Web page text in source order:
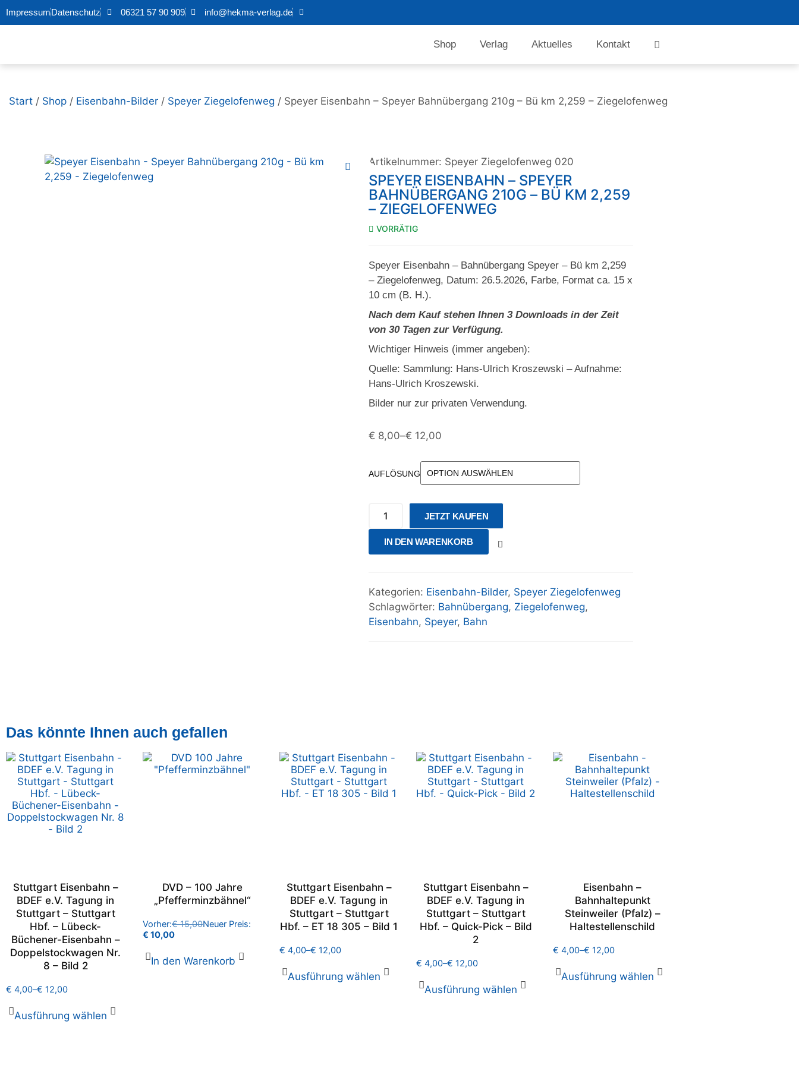
ImpressumDatenschutz 06321 57 90 909 info@hekma-verlag.de
Shop Verlag Aktuelles Kontakt
Start / Shop / Eisenbahn-Bilder / Speyer Ziegelofenweg / Speyer Eisenbahn – Speyer Bahnübergang 210g – Bü km 2,259 – Ziegelofenweg
Artikelnummer: Speyer Ziegelofenweg 020
SPEYER EISENBAHN – SPEYER
BAHNÜBERGANG 210G – BÜ KM 2,259
– ZIEGELOFENWEG
VORRÄTIG
Speyer Eisenbahn – Bahnübergang Speyer – Bü km 2,259
– Ziegelofenweg, Datum: 26.5.2026, Farbe, Format ca. 15 x
10 cm (B. H.).
Nach dem Kauf stehen Ihnen 3 Downloads in der Zeit
von 30 Tagen zur Verfügung.
Wichtiger Hinweis (immer angeben):
Quelle: Sammlung: Hans-Ulrich Kroszewski – Aufnahme:
Hans-Ulrich Kroszewski.
Bilder nur zur privaten Verwendung.
€ 8,00–€ 12,00
AUFLÖSUNG
JETZT KAUFEN
IN DEN WARENKORB
Kategorien: Eisenbahn-Bilder, Speyer Ziegelofenweg
Schlagwörter: Bahnübergang, Ziegelofenweg,
Eisenbahn, Speyer, Bahn
Das könnte Ihnen auch gefallen
Stuttgart Eisenbahn –
BDEF e.V. Tagung in
Stuttgart – Stuttgart
Hbf. – Lübeck-
Büchener-Eisenbahn –
Doppelstockwagen Nr.
8 – Bild 2
€ 4,00–€ 12,00
Ausführung wählen
DVD – 100 Jahre
„Pfefferminzbähnel“
Vorher:€15,00Neuer Preis:
€ 10,00
In den Warenkorb
Stuttgart Eisenbahn –
BDEF e.V. Tagung in
Stuttgart – Stuttgart
Hbf. – ET 18 305 – Bild 1
€ 4,00–€ 12,00
Ausführung wählen
Stuttgart Eisenbahn –
BDEF e.V. Tagung in
Stuttgart – Stuttgart
Hbf. – Quick-Pick – Bild
2
€ 4,00–€ 12,00
Ausführung wählen
Eisenbahn –
Bahnhaltepunkt
Steinweiler (Pfalz) –
Haltestellenschild
€ 4,00–€ 12,00
Ausführung wählen